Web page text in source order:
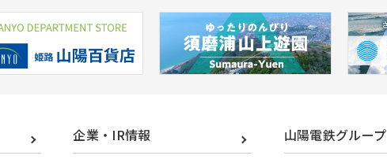
企業・IR情報 山陽電鉄グループ